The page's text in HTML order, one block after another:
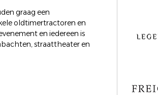
graag een
oldtimertractoren en
en iedereen is
straattheater en